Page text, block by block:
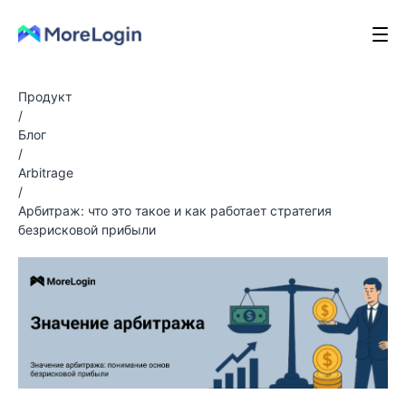
Продукт
/
Блог
/
Arbitrage
/
Арбитраж: что это такое и как работает стратегия
безрисковой прибыли